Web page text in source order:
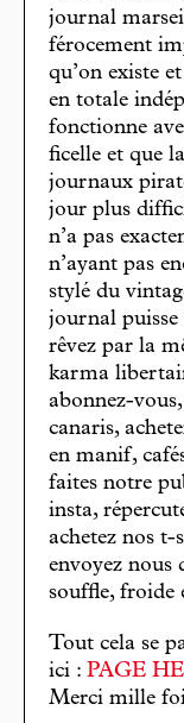
journal
férocement
qu’on existe
en totale
fonctionne
ficelle et que
journaux
jour plus
n’a pas
n’ayant pas
stylé du
journal puisse
rêvez par la
karma
abonnez-
canaris,
en manif,
faites notre
insta,
achetez nos
envoyez nous
souffle, froide
Tout cela se
ici : PAGE
Merci mille